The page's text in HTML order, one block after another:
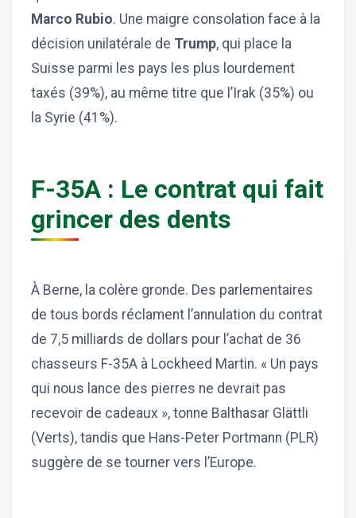
Marco Rubio. Une maigre consolation face à la
décision unilatérale de Trump, qui place la
Suisse parmi les pays les plus lourdement
taxés (39%), au même titre que l’Irak (35%) ou
la Syrie (41%).
F-35A : Le contrat qui fait
grincer des dents
À Berne, la colère gronde. Des parlementaires
de tous bords réclament l’annulation du contrat
de 7,5 milliards de dollars pour l’achat de 36
chasseurs F-35A à Lockheed Martin. « Un pays
qui nous lance des pierres ne devrait pas
recevoir de cadeaux », tonne Balthasar Glättli
(Verts), tandis que Hans-Peter Portmann (PLR)
suggère de se tourner vers l’Europe.